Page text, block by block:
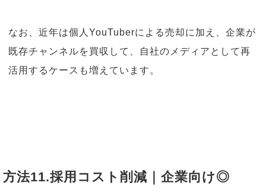
なお、近年は個人YouTuberによる売却に加え、企業が
既存チャンネルを買収して、自社のメディアとして再
活用するケースも増えています。
方法11.採用コスト削減｜企業向け◎